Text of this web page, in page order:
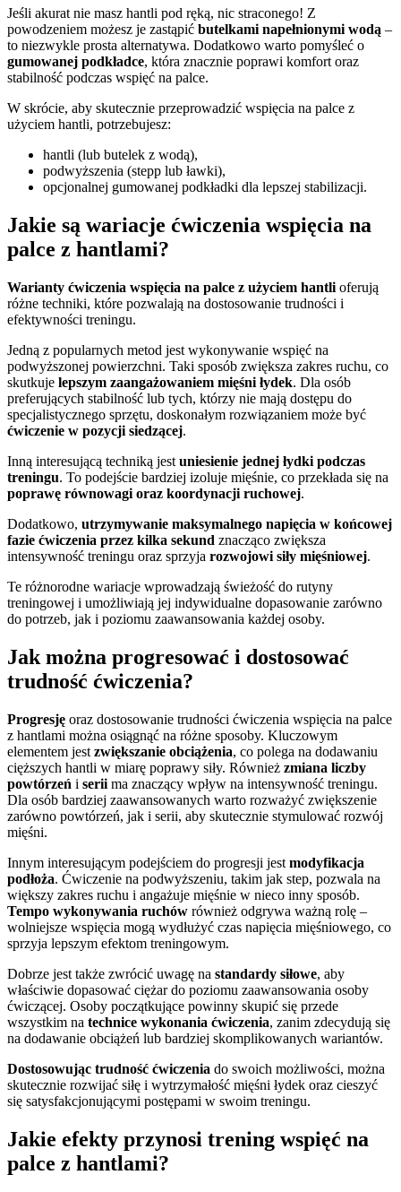
Jeśli akurat nie masz hantli pod ręką, nic straconego! Z
powodzeniem możesz je zastąpić butelkami napełnionymi wodą –
to niezwykle prosta alternatywa. Dodatkowo warto pomyśleć o
gumowanej podkładce, która znacznie poprawi komfort oraz
stabilność podczas wspięć na palce.
W skrócie, aby skutecznie przeprowadzić wspięcia na palce z
użyciem hantli, potrzebujesz:
hantli (lub butelek z wodą),
podwyższenia (stepp lub ławki),
opcjonalnej gumowanej podkładki dla lepszej stabilizacji.
Jakie są wariacje ćwiczenia wspięcia na
palce z hantlami?
Warianty ćwiczenia wspięcia na palce z użyciem hantli oferują
różne techniki, które pozwalają na dostosowanie trudności i
efektywności treningu.
Jedną z popularnych metod jest wykonywanie wspięć na
podwyższonej powierzchni. Taki sposób zwiększa zakres ruchu, co
skutkuje lepszym zaangażowaniem mięśni łydek. Dla osób
preferujących stabilność lub tych, którzy nie mają dostępu do
specjalistycznego sprzętu, doskonałym rozwiązaniem może być
ćwiczenie w pozycji siedzącej.
Inną interesującą techniką jest uniesienie jednej łydki podczas
treningu. To podejście bardziej izoluje mięśnie, co przekłada się na
poprawę równowagi oraz koordynacji ruchowej.
Dodatkowo, utrzymywanie maksymalnego napięcia w końcowej
fazie ćwiczenia przez kilka sekund znacząco zwiększa
intensywność treningu oraz sprzyja rozwojowi siły mięśniowej.
Te różnorodne wariacje wprowadzają świeżość do rutyny
treningowej i umożliwiają jej indywidualne dopasowanie zarówno
do potrzeb, jak i poziomu zaawansowania każdej osoby.
Jak można progresować i dostosować
trudność ćwiczenia?
Progresję oraz dostosowanie trudności ćwiczenia wspięcia na palce
z hantlami można osiągnąć na różne sposoby. Kluczowym
elementem jest zwiększanie obciążenia, co polega na dodawaniu
cięższych hantli w miarę poprawy siły. Również zmiana liczby
powtórzeń i serii ma znaczący wpływ na intensywność treningu.
Dla osób bardziej zaawansowanych warto rozważyć zwiększenie
zarówno powtórzeń, jak i serii, aby skutecznie stymulować rozwój
mięśni.
Innym interesującym podejściem do progresji jest modyfikacja
podłoża. Ćwiczenie na podwyższeniu, takim jak step, pozwala na
większy zakres ruchu i angażuje mięśnie w nieco inny sposób.
Tempo wykonywania ruchów również odgrywa ważną rolę –
wolniejsze wspięcia mogą wydłużyć czas napięcia mięśniowego, co
sprzyja lepszym efektom treningowym.
Dobrze jest także zwrócić uwagę na standardy siłowe, aby
właściwie dopasować ciężar do poziomu zaawansowania osoby
ćwiczącej. Osoby początkujące powinny skupić się przede
wszystkim na technice wykonania ćwiczenia, zanim zdecydują się
na dodawanie obciążeń lub bardziej skomplikowanych wariantów.
Dostosowując trudność ćwiczenia do swoich możliwości, można
skutecznie rozwijać siłę i wytrzymałość mięśni łydek oraz cieszyć
się satysfakcjonującymi postępami w swoim treningu.
Jakie efekty przynosi trening wspięć na
palce z hantlami?